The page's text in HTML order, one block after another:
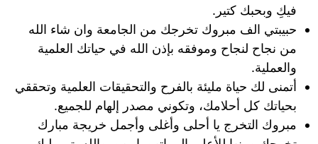
فيكِ وبحبك كتير.
حبيبتي الف مبروك تخرجك من الجامعة وان شاء الله
من نجاح لنجاح وموفقه بإذن الله في حياتك العلمية
والعملية.
أتمنى لك حياة مليئة بالفرح والتحقيقات العلمية وتحققي
بحياتك كل أحلامك، وتكوني مصدر إلهام للجميع.
مبروك التخرج يا أحلى وأغلى وأجمل خريجة مبارك